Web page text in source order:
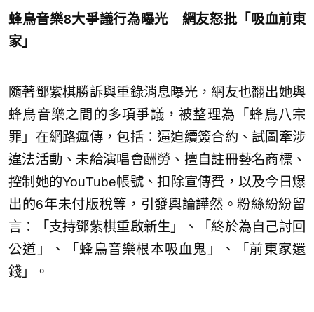
蜂鳥音樂8大爭議行為曝光 網友怒批「吸血前東
家」
隨著鄧紫棋勝訴與重錄消息曝光，網友也翻出她與
蜂鳥音樂之間的多項爭議，被整理為「蜂鳥八宗
罪」在網路瘋傳，包括：逼迫續簽合約、試圖牽涉
違法活動、未給演唱會酬勞、擅自註冊藝名商標、
控制她的YouTube帳號、扣除宣傳費，以及今日爆
出的6年未付版稅等，引發輿論譁然。粉絲紛紛留
言：「支持鄧紫棋重啟新生」、「終於為自己討回
公道」、「蜂鳥音樂根本吸血鬼」、「前東家還
錢」。